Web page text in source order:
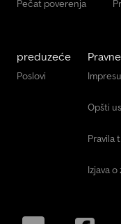
Pečat poverenja
preduzeće
Poslovi
Opšti
Pravila
Izjava